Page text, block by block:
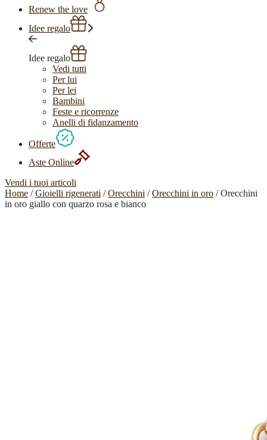
Renew the love
Idee regalo
Idee regalo
Vedi tutti
Per lui
Per lei
Bambini
Feste e ricorrenze
Anelli di fidanzamento
Offerte
Aste Online
Vendi i tuoi articoli
Home /Gioielli rigenerati /Orecchini /Orecchini in oro / Orecchini
in oro giallo con quarzo rosa e bianco